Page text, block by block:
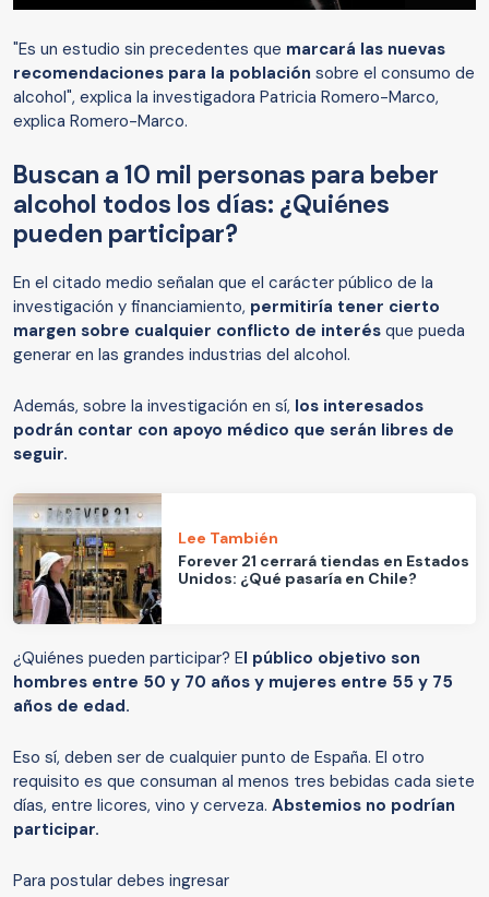
"Es un estudio sin precedentes que marcará las nuevas
recomendaciones para la población sobre el consumo de
alcohol", explica la investigadora Patricia Romero-Marco,
explica Romero-Marco.
Buscan a 10 mil personas para beber
alcohol todos los días: ¿Quiénes
pueden participar?
En el citado medio señalan que el carácter público de la
investigación y financiamiento, permitiría tener cierto
margen sobre cualquier conflicto de interés que pueda
generar en las grandes industrias del alcohol.
Además, sobre la investigación en sí, los interesados
podrán contar con apoyo médico que serán libres de
seguir.
Lee También
Forever 21 cerrará tiendas en Estados
Unidos: ¿Qué pasaría en Chile?
¿Quiénes pueden participar? El público objetivo son
hombres entre 50 y 70 años y mujeres entre 55 y 75
años de edad.
Eso sí, deben ser de cualquier punto de España. El otro
requisito es que consuman al menos tres bebidas cada siete
días, entre licores, vino y cerveza. Abstemios no podrían
participar.
Para postular debes ingresar